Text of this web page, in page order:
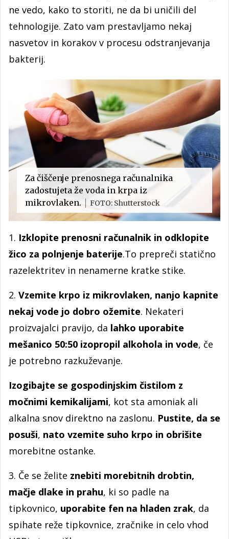
ne vedo, kako to storiti, ne da bi uničili del
tehnologije. Zato vam prestavljamo nekaj
nasvetov in korakov v procesu odstranjevanja
bakterij.
Za čiščenje prenosnega računalnika
zadostujeta že voda in krpa iz
mikrovlaken.
FOTO: Shutterstock
1. Izklopite prenosni računalnik in odklopite
žico za polnjenje baterije.To prepreči statično
razelektritev in nenamerne kratke stike.
2. Vzemite krpo iz mikrovlaken, nanjo kapnite
nekaj vode jo dobro ožemite. Nekateri
proizvajalci pravijo, da lahko uporabite
mešanico 50:50 izopropil alkohola in vode, če
je potrebno razkuževanje.
Izogibajte se gospodinjskim čistilom z
močnimi kemikalijami, kot sta amoniak ali
alkalna snov direktno na zaslonu. Pustite, da se
posuši, nato vzemite suho krpo in obrišite
morebitne ostanke.
3. Če se želite znebiti morebitnih drobtin,
mačje dlake in prahu, ki so padle na
tipkovnico, uporabite fen na hladen zrak, da
spihate reže tipkovnice, zračnike in celo vhod